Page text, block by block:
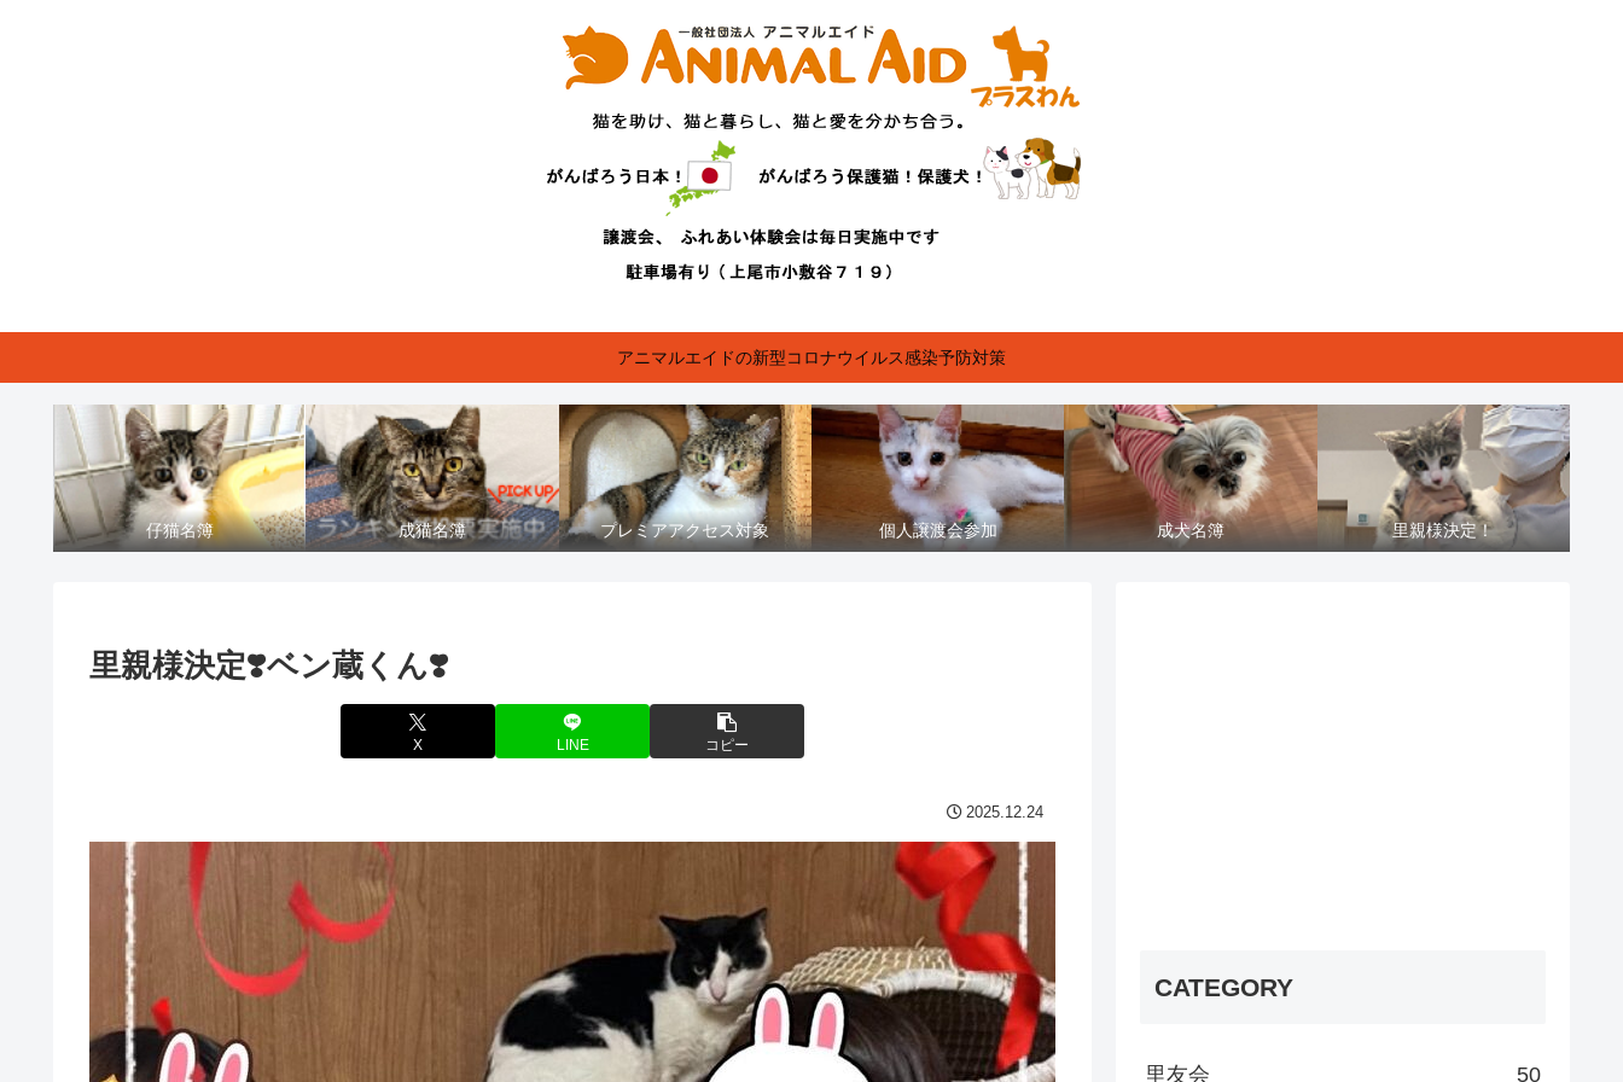
アニマルエイドの新型コロナウイルス感染予防対策
仔猫名簿 成猫名簿 プレミアアクセス対象 個人譲渡会参加 成犬名簿 里親様決定！
里親様決定❣️ベン蔵くん❣️
X LINE コピー
2025.12.24
CATEGORY
里友会 50